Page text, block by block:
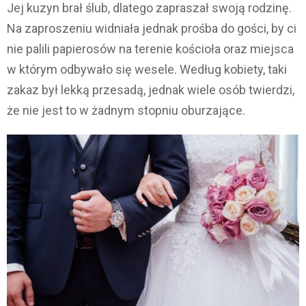
Jej kuzyn brał ślub, dlatego zapraszał swoją rodzinę.
Na zaproszeniu widniała jednak prośba do gości, by ci
nie palili papierosów na terenie kościoła oraz miejsca
w którym odbywało się wesele. Według kobiety, taki
zakaz był lekką przesadą, jednak wiele osób twierdzi,
że nie jest to w żadnym stopniu oburzające.